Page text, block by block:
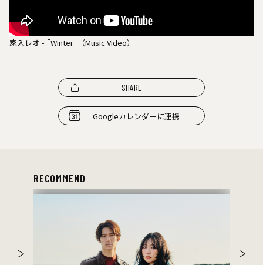
家入レオ - ｢Winter｣（Music Video）
SHARE
Googleカレンダーに連携
RECOMMEND